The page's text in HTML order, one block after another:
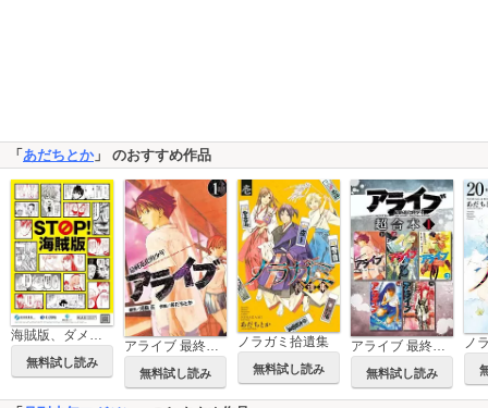
「 あだちとか」 のおすすめ作品
無料試し読み
無料試し読み
ノラガミ拾遺集
無料試し読み
アライブ 最終進化的少年 超合本版
無料試し読み
ノ